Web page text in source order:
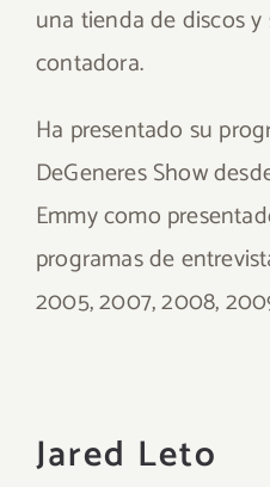
una tienda de discos
contadora.
Ha presentado su
DeGeneres Show
Emmy como
programas de
2005, 2007, 2008,
Jared Leto